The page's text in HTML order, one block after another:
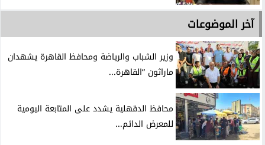
آخر الموضوعات
وزير الشباب والرياضة ومحافظ القاهرة يشهدان
ماراثون “القاهرة...
محافظ الدقهلية يشدد على المتابعة اليومية
للمعرض الدائم...